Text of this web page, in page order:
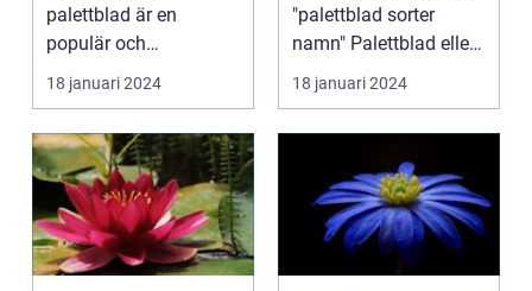
palettblad är en
populär och
spännande metod för
att föröka och...
18 januari 2024
"palettblad sorter
namn" Palettblad eller
Coleus är en popu...
18 januari 2024